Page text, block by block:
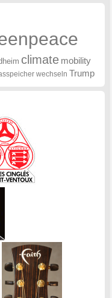
climate mobility
wechseln Trump